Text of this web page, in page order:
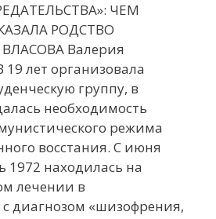
ЧЕМ
РОДСТВО
Валерия
лет организовала
группу, в
необходимость
режима
восстания. С июня
1972 находилась на
лечении в
диагнозом «шизофрения,